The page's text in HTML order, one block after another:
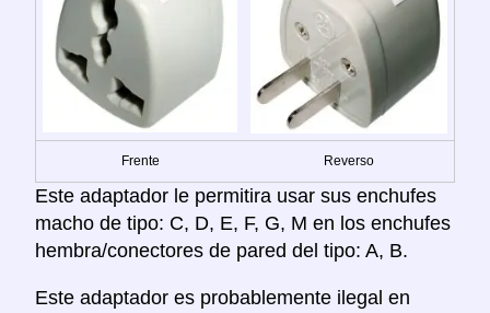
Frente Reverso
Este adaptador le permitira usar sus enchufes
macho de tipo: C, D, E, F, G, M en los enchufes
hembra/conectores de pared del tipo: A, B.
Este adaptador es probablemente ilegal en